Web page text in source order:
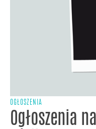
OGŁOSZENIA
Ogłoszenia